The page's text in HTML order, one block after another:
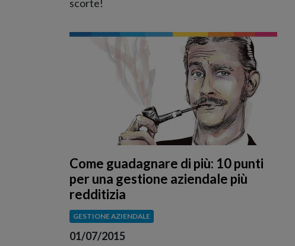
scorte!
Come guadagnare di più: 10 punti
per una gestione aziendale più
redditizia
GESTIONE AZIENDALE
01/07/2015